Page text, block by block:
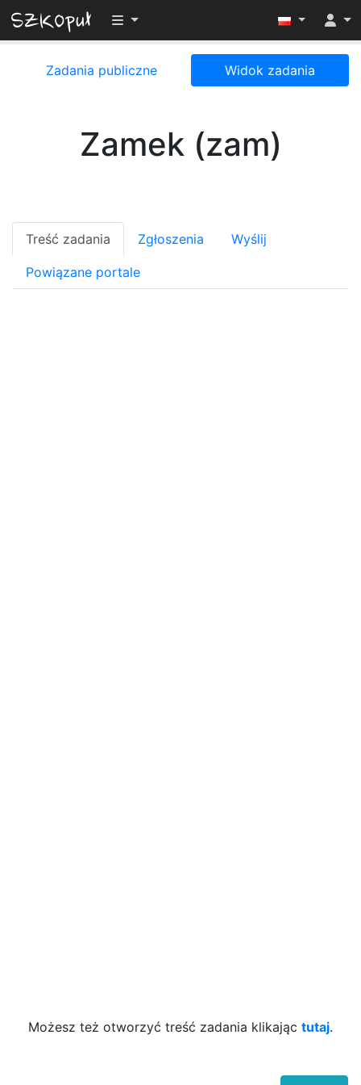
Przełącz widoczność menu
Zadania publiczne Widok zadania
Zamek (zam)
Treść zadania Zgłoszenia Wyślij
Powiązane portale
Możesz też otworzyć treść zadania klikając tutaj.